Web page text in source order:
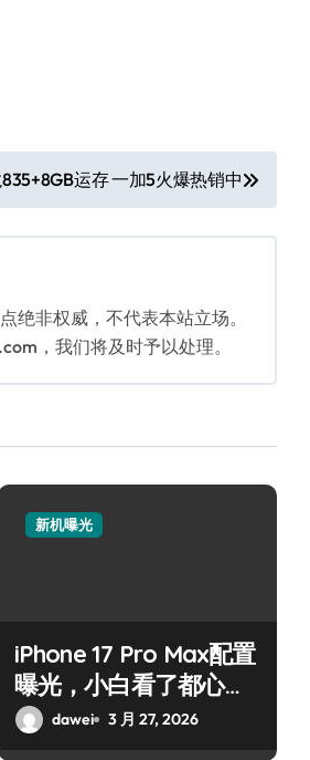
运存 一加5火爆热销中
绝非权威，不代表本站立场。
，我们将及时予以处理。
新机曝光
iPhone 17 Pro Max配置
曝光，小白看了都心
动！dawei 3 月 27, 2026